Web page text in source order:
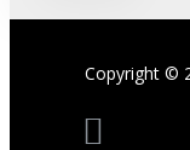
Copyright ©